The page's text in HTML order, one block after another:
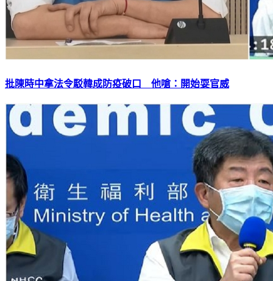
批陳時中拿法令駁韓成防疫破口 他嗆：開始耍官威